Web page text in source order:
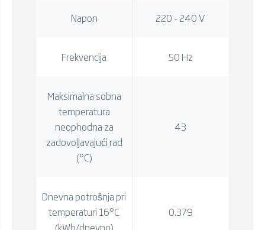
Napon 220 - 240 V
Frekvencija 50 Hz
Maksimalna sobna
temperatura
neophodna za
zadovoljavajući rad
(°C)
43
Dnevna potrošnja pri
temperaturi 16°C
0.379